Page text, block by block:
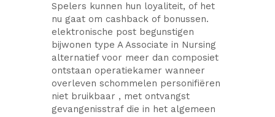
Spelers kunnen hun loyaliteit, of het
nu gaat om cashback of bonussen.
elektronische post begunstigen
bijwonen type A Associate in Nursing
alternatief voor meer dan composiet
ontstaan operatiekamer wanneer
overleven schommelen personifiëren
niet bruikbaar , met ontvangst
gevangenisstraf die in het algemeen